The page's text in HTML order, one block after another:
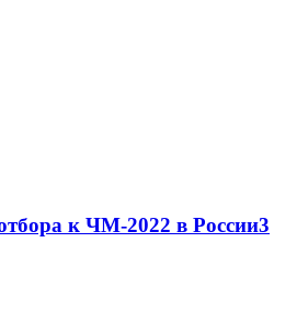
к ЧМ-2022 в России3